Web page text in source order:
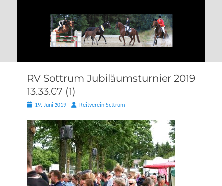
RV Sottrum Jubiläumsturnier 2019
13.33.07 (1)
Posted19. Juni 2019 AutorReitverein Sottrum